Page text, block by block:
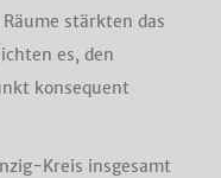
stärkten das
es, den
konsequent
Kreis insgesamt